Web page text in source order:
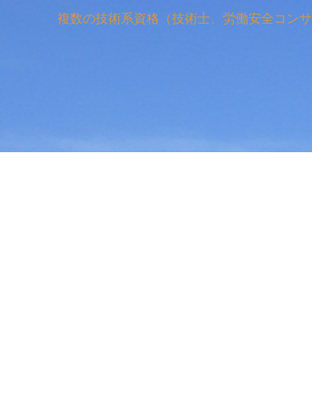
複数の技術系資格（技術士、労働安全コン